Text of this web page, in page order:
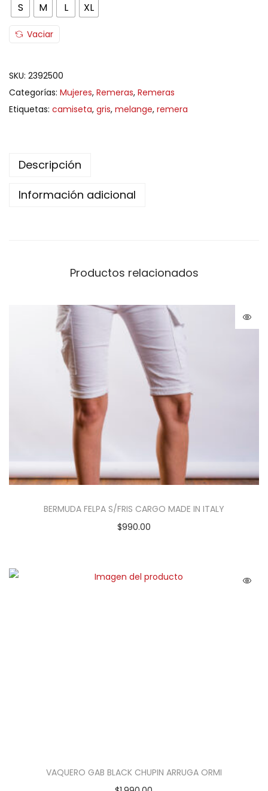
S M L XL
Vaciar
SKU: 2392500
Categorías: Mujeres, Remeras, Remeras
Etiquetas: camiseta, gris, melange, remera
Descripción
Información adicional
Productos relacionados
BERMUDA FELPA S/FRIS CARGO MADE IN ITALY
$990.00
VAQUERO GAB BLACK CHUPIN ARRUGA ORMI